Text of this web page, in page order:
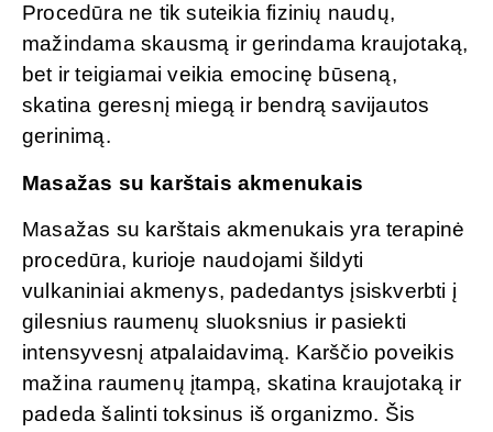
Procedūra ne tik suteikia fizinių naudų,
mažindama skausmą ir gerindama kraujotaką,
bet ir teigiamai veikia emocinę būseną,
skatina geresnį miegą ir bendrą savijautos
gerinimą.
Masažas su karštais akmenukais
Masažas su karštais akmenukais yra terapinė
procedūra, kurioje naudojami šildyti
vulkaniniai akmenys, padedantys įsiskverbti į
gilesnius raumenų sluoksnius ir pasiekti
intensyvesnį atpalaidavimą. Karščio poveikis
mažina raumenų įtampą, skatina kraujotaką ir
padeda šalinti toksinus iš organizmo. Šis